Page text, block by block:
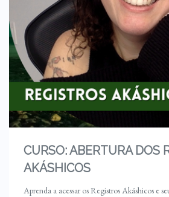
CURSO: ABERTURA DOS
AKÁSHICOS
Aprenda a acessar os Registros Akáshicos e